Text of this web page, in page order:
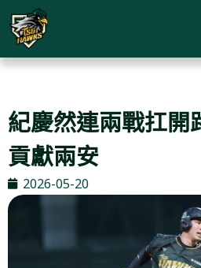
紀慶然連兩戰扛開
貢獻兩安
2026-05-20